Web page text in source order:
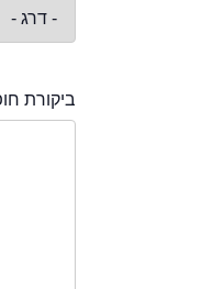
ביקורת